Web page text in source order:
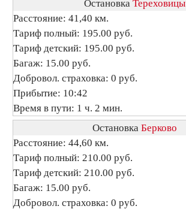
Остановка Тереховицы
Расстояние: 41,40 км.
Тариф полный: 195.00 руб.
Тариф детский: 195.00 руб.
Багаж: 15.00 руб.
Добровол. страховка: 0 руб.
Прибытие: 10:42
Время в пути: 1 ч. 2 мин.
Остановка Берково
Расстояние: 44,60 км.
Тариф полный: 210.00 руб.
Тариф детский: 210.00 руб.
Багаж: 15.00 руб.
Добровол. страховка: 0 руб.